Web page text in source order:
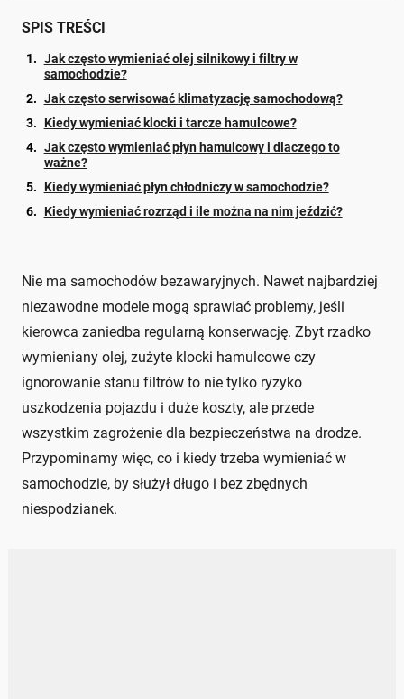
SPIS TREŚCI
Jak często wymieniać olej silnikowy i filtry w
samochodzie?
Jak często serwisować klimatyzację samochodową?
Kiedy wymieniać klocki i tarcze hamulcowe?
Jak często wymieniać płyn hamulcowy i dlaczego to
ważne?
Kiedy wymieniać płyn chłodniczy w samochodzie?
Kiedy wymieniać rozrząd i ile można na nim jeździć?
Nie ma samochodów bezawaryjnych. Nawet najbardziej
niezawodne modele mogą sprawiać problemy, jeśli
kierowca zaniedba regularną konserwację. Zbyt rzadko
wymieniany olej, zużyte klocki hamulcowe czy
ignorowanie stanu filtrów to nie tylko ryzyko
uszkodzenia pojazdu i duże koszty, ale przede
wszystkim zagrożenie dla bezpieczeństwa na drodze.
Przypominamy więc, co i kiedy trzeba wymieniać w
samochodzie, by służył długo i bez zbędnych
niespodzianek.